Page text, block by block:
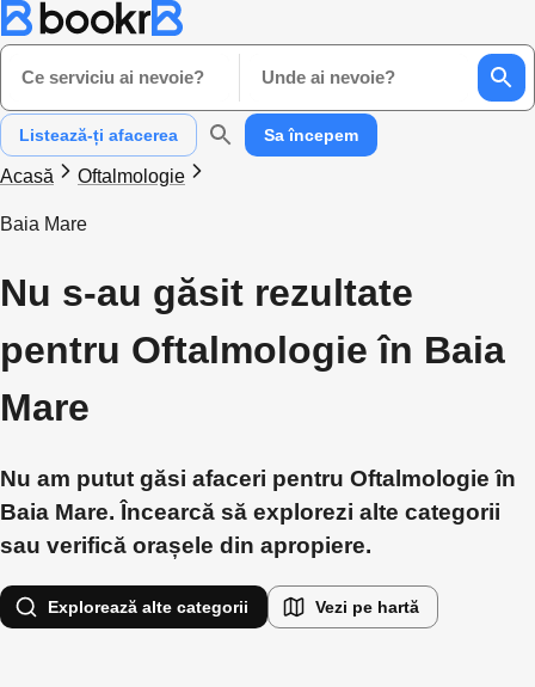
Ce serviciu ai nevoie? Unde ai nevoie?
Listează-ți afacerea Sa începem
Acasă Oftalmologie
Baia Mare
Nu s-au găsit rezultate
pentru Oftalmologie în Baia
Mare
Nu am putut găsi afaceri pentru Oftalmologie în
Baia Mare. Încearcă să explorezi alte categorii
sau verifică orașele din apropiere.
Explorează alte categorii Vezi pe hartă